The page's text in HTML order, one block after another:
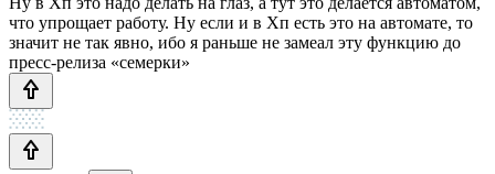
что упрощает работу. Ну если и в Хп есть это на автомате, то
значит не так явно, ибо я раньше не замеал эту функцию до
пресс-релиза «семерки»